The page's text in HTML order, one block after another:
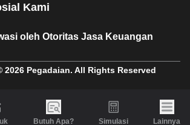
Butuh Apa? Simulasi Lainnya
oleh Otoritas Jasa Keuangan
Kami
Pegadaian. All Rights Reserved